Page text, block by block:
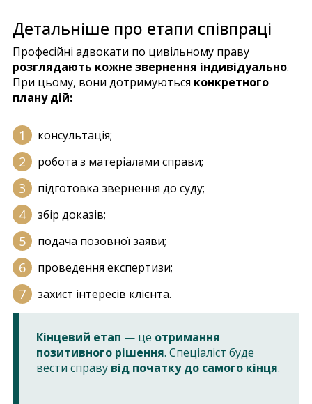
Детальніше про етапи співпраці
Професійні адвокати по цивільному праву
розглядають кожне звернення індивідуально.
При цьому, вони дотримуються конкретного
плану дій:
консультація;
робота з матеріалами справи;
підготовка звернення до суду;
збір доказів;
подача позовної заяви;
проведення експертизи;
захист інтересів клієнта.
Кінцевий етап — це отримання
позитивного рішення. Спеціаліст буде
вести справу від початку до самого кінця.